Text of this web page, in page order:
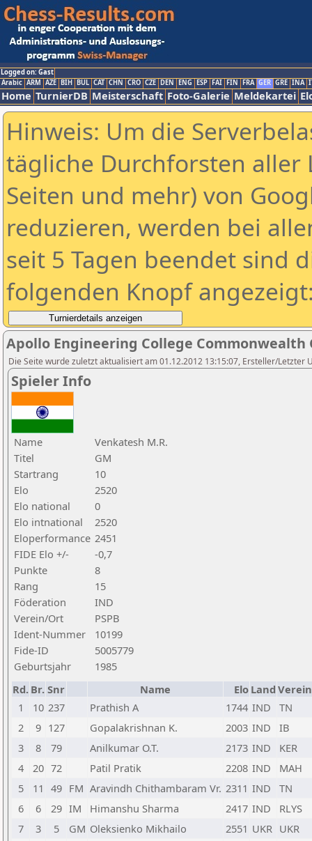
Logged on: Gast
Arabic ARM AZE BIH BUL CAT CHN CRO CZE DEN ENG ESP FAI FIN FRA GER GRE INA
Home TurnierDB Meisterschaft Foto-Galerie Meldekartei
Hinweis: Um die
tägliche Durchforsten aller
Seiten und mehr) von
reduzieren, werden bei
seit 5 Tagen beendet sind
folgenden Knopf
Apollo Engineering College Commonwealth
Die Seite wurde zuletzt aktualisiert am 01.12.2012 13:15:07, Ersteller/Letzter
Spieler Info
Name
Venkatesh M.R.
Titel
GM
Startrang
10
Elo
2520
Elo national
0
Elo intnational
2520
Eloperformance 2451
FIDE Elo +/-
-0,7
Punkte
8
Rang
15
Föderation
IND
Verein/Ort
PSPB
Ident-Nummer
10199
Fide-ID
5005779
Geburtsjahr
1985
Rd. Br. Snr Name Elo Land
1
10 237 Prathish A 1744 IND
TN
2
9 127 Gopalakrishnan K. 2003 IND
IB
3
8 79 Anilkumar O.T. 2173 IND
KER
4
20 72 Patil Pratik 2208 IND
MAH
5
11 49 FM Aravindh Chithambaram Vr. 2311 IND
TN
6
6 29 IM Himanshu Sharma 2417 IND
RLYS
7
3 5 GM Oleksienko Mikhailo 2551 UKR UKR